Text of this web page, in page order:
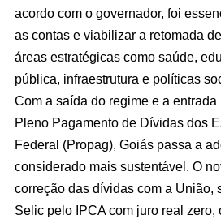
acordo com o governador, foi
as contas e viabilizar a retomada
áreas estratégicas como saúde,
pública, infraestrutura e políticas
Com a saída do regime e a
Pleno Pagamento de Dívidas dos
Federal (Propag), Goiás passa a
considerado mais sustentável. O
correção das dívidas com a União,
Selic pelo IPCA com juro real zero,